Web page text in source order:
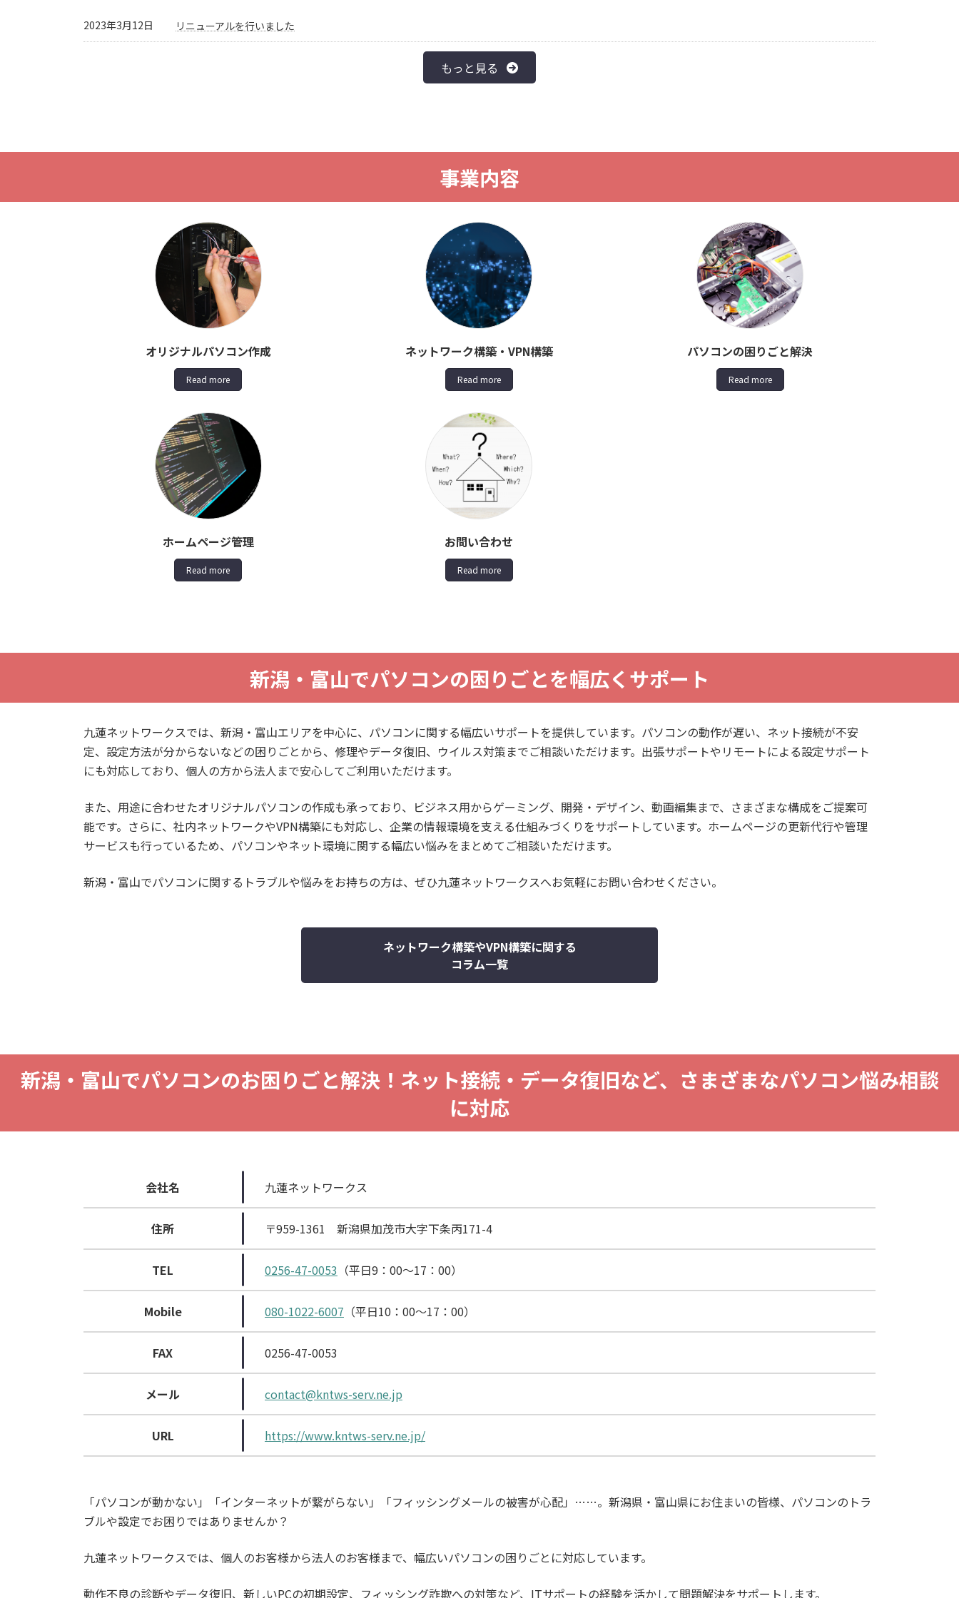
2023年3月12日 リニューアルを行いました
もっと見る
事業内容
オリジナルパソコン作成
Read more
ネットワーク構築・VPN構築
Read more
パソコンの困りごと解決
Read more
ホームページ管理
Read more
お問い合わせ
Read more
新潟・富山でパソコンの困りごとを幅広くサポート
九蓮ネットワークスでは、新潟・富山エリアを中心に、パソコンに関する幅広いサポートを提供しています。パソコンの動作が遅い、ネット接続が不安
定、設定方法が分からないなどの困りごとから、修理やデータ復旧、ウイルス対策までご相談いただけます。出張サポートやリモートによる設定サポート
にも対応しており、個人の方から法人まで安心してご利用いただけます。
また、用途に合わせたオリジナルパソコンの作成も承っており、ビジネス用からゲーミング、開発・デザイン、動画編集まで、さまざまな構成をご提案可
能です。さらに、社内ネットワークやVPN構築にも対応し、企業の情報環境を支える仕組みづくりをサポートしています。ホームページの更新代行や管理
サービスも行っているため、パソコンやネット環境に関する幅広い悩みをまとめてご相談いただけます。
新潟・富山でパソコンに関するトラブルや悩みをお持ちの方は、ぜひ九蓮ネットワークスへお気軽にお問い合わせください。
ネットワーク構築やVPN構築に関する
コラム一覧
新潟・富山でパソコンのお困りごと解決！ネット接続・データ復旧など、さまざまなパソコン悩み相談
に対応
会社名 九蓮ネットワークス
住所 〒959-1361 新潟県加茂市大字下条丙171-4
TEL 0256-47-0053 （平日9：00～17：00）
Mobile 080-1022-6007 （平日10：00～17：00）
FAX 0256-47-0053
メール contact@kntws-serv.ne.jp
URL https://www.kntws-serv.ne.jp/
「パソコンが動かない」「インターネットが繋がらない」「フィッシングメールの被害が心配」……。新潟県・富山県にお住まいの皆様、パソコンのトラ
ブルや設定でお困りではありませんか？
九蓮ネットワークスでは、個人のお客様から法人のお客様まで、幅広いパソコンの困りごとに対応しています。
動作不良の診断やデータ復旧、新しいPCの初期設定、フィッシング詐欺への対策など、ITサポートの経験を活かして問題解決をサポートします。